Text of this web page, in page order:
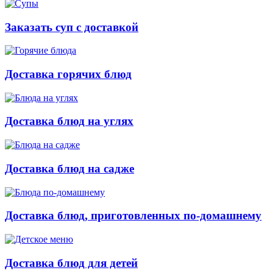
Заказать суп с доставкой
Доставка горячих блюд
Доставка блюд на углях
Доставка блюд на садже
Доставка блюд, приготовленных по-домашнему
Доставка блюд для детей